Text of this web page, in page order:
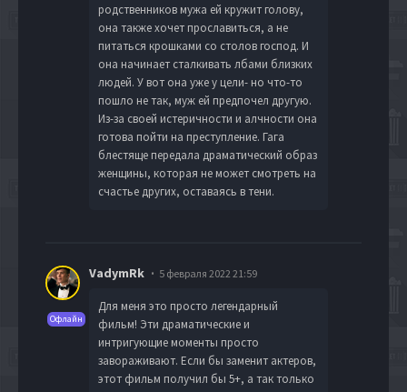
родственников мужа ей кружит голову,
она также хочет прославиться, а не
питаться крошками со столов господ. И
она начинает сталкивать лбами близких
людей. У вот она уже у цели- но что-то
пошло не так, муж ей предпочел другую.
Из-за своей истеричности и алчности она
готова пойти на преступление. Гага
блестяще передала драматический образ
женщины, которая не может смотреть на
счастье других, оставаясь в тени.
Офлайн
VadymRk 5 февраля 2022 21:59
Для меня это просто легендарный
фильм! Эти драматические и
интригующие моменты просто
завораживают. Если бы заменит актеров,
этот фильм получил бы 5+, а так только